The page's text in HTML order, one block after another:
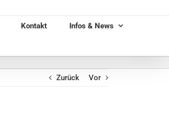
Kontakt Infos & News
Zurück Vor